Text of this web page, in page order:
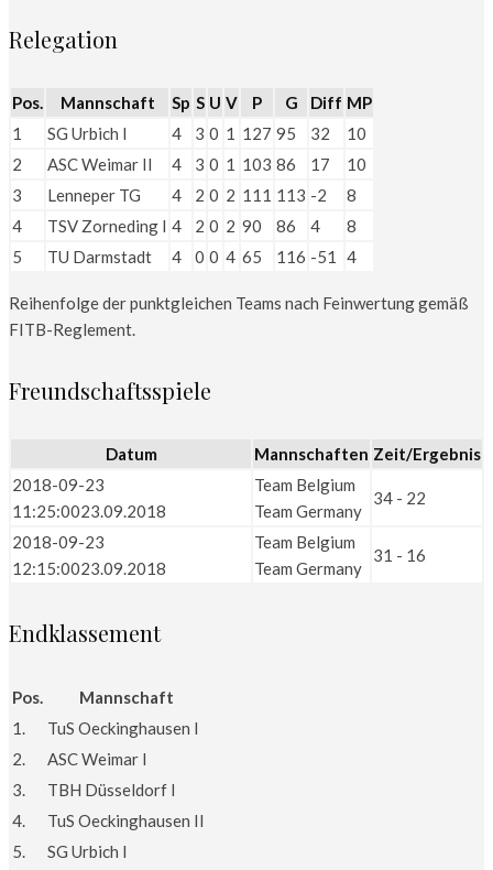
Relegation
Pos. Mannschaft Sp S U V P G Diff MP
1
SG Urbich I 4 3 0 1 127 95 32
10
2
ASC Weimar II 4 3 0 1 103 86 17
10
3
Lenneper TG 4 2 0 2 111 113 -2
8
4
TSV Zorneding I 4 2 0 2 90 86 4
8
5
TU Darmstadt 4 0 0 4 65 116 -51 4
Reihenfolge der punktgleichen Teams nach Feinwertung gemäß
FITB-Reglement.
Freundschaftsspiele
Datum Mannschaften Zeit/Ergebnis
2018-09-23
11:25:0023.09.2018
Team Belgium
Team Germany
34 - 22
2018-09-23
12:15:0023.09.2018
Team Belgium
Team Germany
31 - 16
Endklassement
Pos.
Mannschaft
1.
TuS Oeckinghausen I
2.
ASC Weimar I
3.
TBH Düsseldorf I
4.
TuS Oeckinghausen II
5.
SG Urbich I